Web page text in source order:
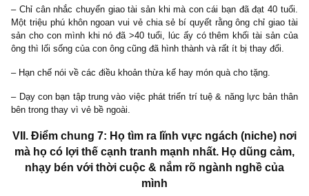
kiệm, kinh doanh chân chính, và rồi họ cảm thấy có nghĩa vụ
cấp và tạo cuộc sống tốt đẹp hơn cho con cái của mình. Tuy
không hiểu tâm lý của loài người rằng: tiêu xài tiền của người
(other people’s money) nó dễ dàng và nhanh chóng hơn đồng tiền
1> Cho món quà bằng tiền mặt sẽ thúc đẩy người nhận chi tiêu
hơn cho những thứ bề ngoài, đặc biệt với những món tiền chi
của bạn ngôi nhà sang trọng: để fit với hàng xóm ở đó, con
phải mua thêm xe sang nhập khẩu, đánh golf/tennis với hội ở
con của chúng học trường tư thục đắt đỏ, trang hoàng nội thất
trọng để mời bè phái sang chơi, v.v Chỉ cần một thứ đắt đỏ đã